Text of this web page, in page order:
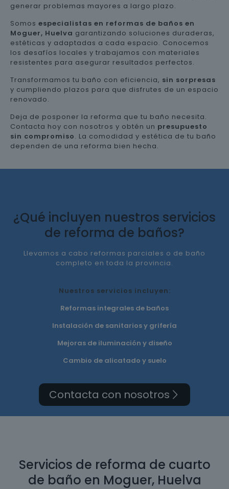
generar problemas mayores a largo plazo.
Somos especialistas en reformas de baños en
Moguer, Huelva garantizando soluciones duraderas,
estéticas y adaptadas a cada espacio. Conocemos
los desafíos locales y trabajamos con materiales
resistentes para asegurar resultados perfectos.
Transformamos tu baño con eficiencia, sin sorpresas
y cumpliendo plazos para que disfrutes de un espacio
renovado.
Deja de posponer la reforma que tu baño necesita.
Contacta hoy con nosotros y obtén un presupuesto
sin compromiso. La comodidad y estética de tu baño
dependen de una reforma bien hecha.
¿Qué incluyen nuestros servicios
de reforma de baños?
Llevamos a cabo reformas parciales o de baño
completo en toda la provincia.
Nuestros servicios incluyen:
Reformas integrales de baños
Instalación de sanitarios y grifería
Mejoras de iluminación y diseño
Cambio de alicatado y suelo
Contacta con nosotros
Servicios de reforma de cuarto
de baño en Moguer, Huelva